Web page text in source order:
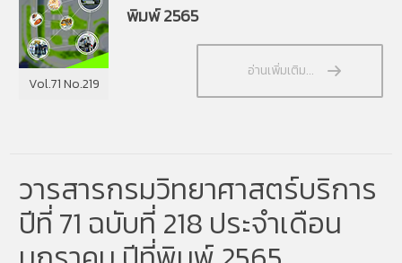
Vol.71 No.219
พิมพ์ 2565
อ่านเพิ่มเติม...
วารสารกรมวิทยาศาสตร์บริการ
ปีที่ 71 ฉบับที่ 218 ประจำเดือน